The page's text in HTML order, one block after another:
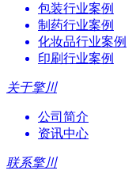
包装行业案例
制药行业案例
化妆品行业案例
印刷行业案例
关于擎川
公司简介
资讯中心
联系擎川